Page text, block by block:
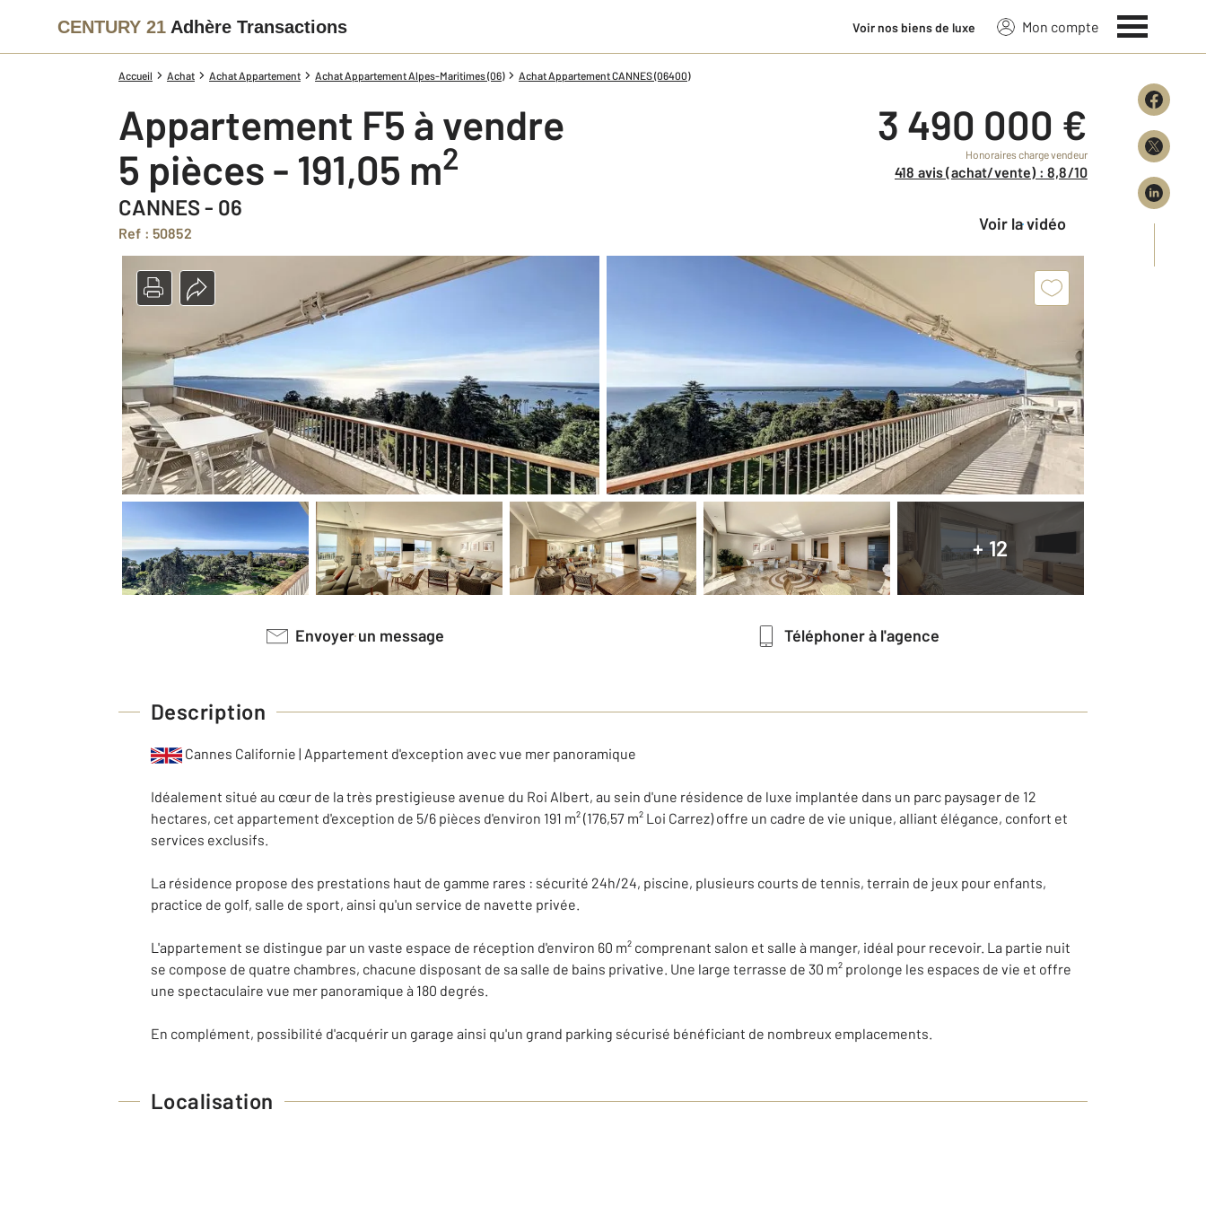
CENTURY 21 Adhère Transactions Voir nos biens de luxe Mon compte
Accueil Achat Achat Appartement Achat Appartement Alpes-Maritimes (06) Achat Appartement CANNES (06400)
Appartement F5 à vendre
5 pièces - 191,05 m2
CANNES - 06
Ref : 50852
3 490 000 €
Honoraires charge vendeur
418 avis (achat/vente) : 8,8/10
Voir la vidéo
+ 12
Envoyer un message Téléphoner à l'agence
Description
Cannes Californie | Appartement d'exception avec vue mer panoramique
Idéalement situé au cœur de la très prestigieuse avenue du Roi Albert, au sein d'une résidence de luxe implantée dans un parc paysager de 12
hectares, cet appartement d'exception de 5/6 pièces d'environ 191 m² (176,57 m² Loi Carrez) offre un cadre de vie unique, alliant élégance, confort et
services exclusifs.
La résidence propose des prestations haut de gamme rares : sécurité 24h/24, piscine, plusieurs courts de tennis, terrain de jeux pour enfants,
practice de golf, salle de sport, ainsi qu'un service de navette privée.
L'appartement se distingue par un vaste espace de réception d'environ 60 m² comprenant salon et salle à manger, idéal pour recevoir. La partie nuit
se compose de quatre chambres, chacune disposant de sa salle de bains privative. Une large terrasse de 30 m² prolonge les espaces de vie et offre
une spectaculaire vue mer panoramique à 180 degrés.
En complément, possibilité d'acquérir un garage ainsi qu'un grand parking sécurisé bénéficiant de nombreux emplacements.
Localisation